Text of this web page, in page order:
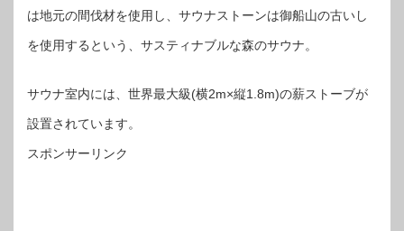
は地元の間伐材を使用し、サウナストーンは御船山の古いし
を使用するという、サスティナブルな森のサウナ。
サウナ室内には、世界最大級(横2m×縦1.8m)の薪ストーブが
設置されています。
スポンサーリンク